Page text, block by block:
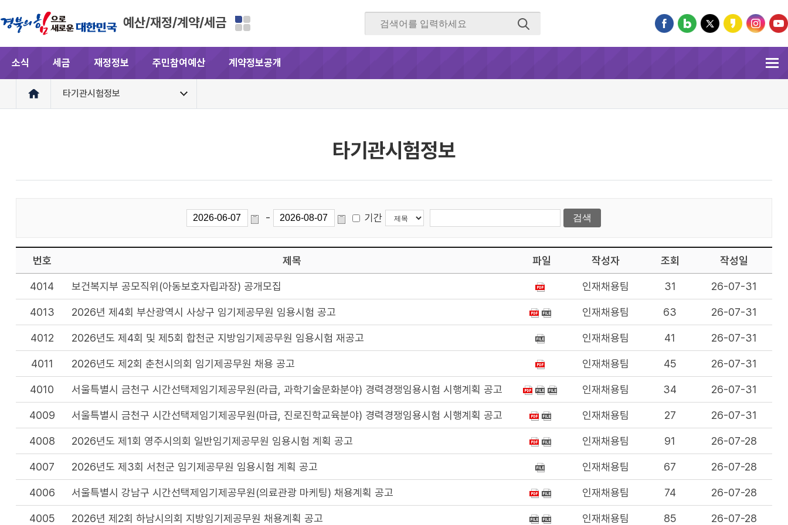
예산/재정/계약/세금
소식 세금 재정정보 주민참여예산 계약정보공개
타기관시험정보
타기관시험정보
- 기간
번호 제목 파일 작성자 조회 작성일
4014 보건복지부 공모직위(아동보호자립과장) 공개모집 인재채용팀 31 26-07-31
4013 2026년 제4회 부산광역시 사상구 임기제공무원 임용시험 공고 인재채용팀 63 26-07-31
4012 2026년도 제4회 및 제5회 합천군 지방임기제공무원 임용시험 재공고 인재채용팀 41 26-07-31
4011 2026년도 제2회 춘천시의회 임기제공무원 채용 공고 인재채용팀 45 26-07-31
4010 서울특별시 금천구 시간선택제임기제공무원(라급, 과학기술문화분야) 경력경쟁임용시험 시행계획 공고 인재채용팀 34 26-07-31
4009 서울특별시 금천구 시간선택제임기제공무원(마급, 진로진학교육분야) 경력경쟁임용시험 시행계획 공고 인재채용팀 27 26-07-31
4008 2026년도 제1회 영주시의회 일반임기제공무원 임용시험 계획 공고 인재채용팀 91 26-07-28
4007 2026년도 제3회 서천군 임기제공무원 임용시험 계획 공고 인재채용팀 67 26-07-28
4006 서울특별시 강남구 시간선택제임기제공무원(의료관광 마케팅) 채용계획 공고 인재채용팀 74 26-07-28
4005 2026년 제2회 하남시의회 지방임기제공무원 채용계획 공고 인재채용팀 85 26-07-28